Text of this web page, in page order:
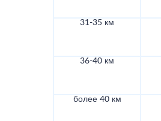
31-35 км
36-40 км
более 40 км